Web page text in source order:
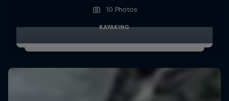
10 Photos
KAYAKING